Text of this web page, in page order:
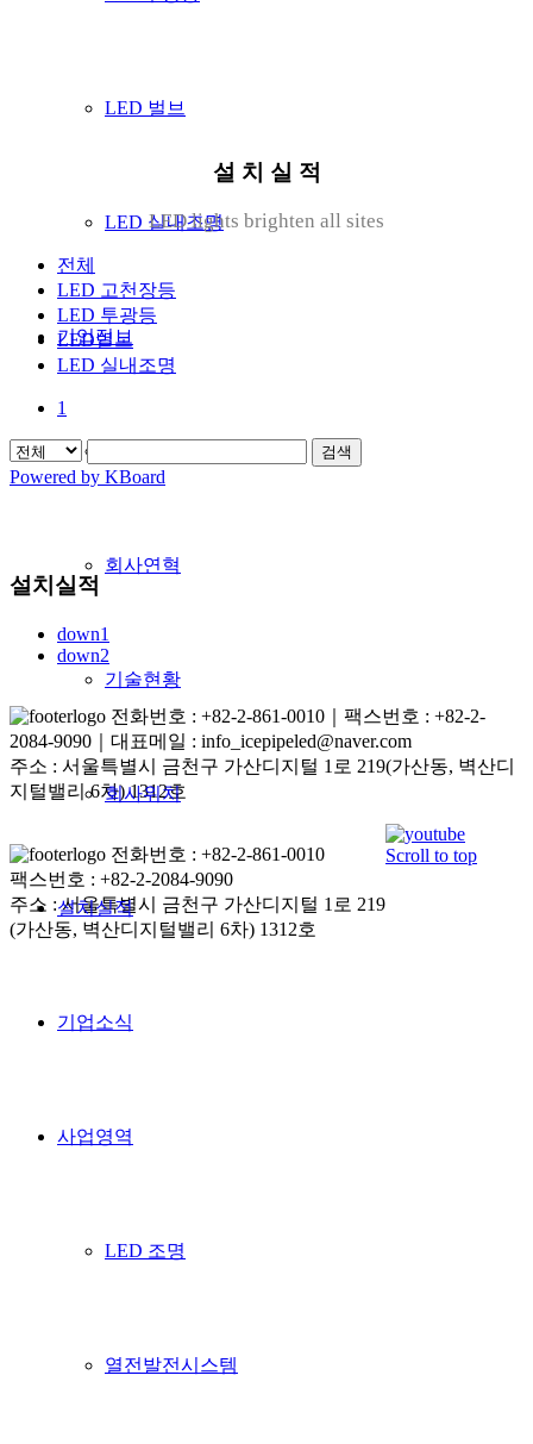
LED 벌브
LED 실내조명
기업정보
회사연혁
기술현황
회사위치
설치실적
기업소식
사업영역
LED 조명
열전발전시스템
설 치 실 적
LED lights brighten all sites
전체
LED 고천장등
LED 투광등
LED벌브
LED 실내조명
1
검색
Powered by KBoard
설치실적
down1
down2
전화번호 : +82-2-861-0010｜팩스번호 : +82-2-
2084-9090｜대표메일 : info_icepipeled@naver.com
주소 : 서울특별시 금천구 가산디지털 1로 219(가산동, 벽산디
지털밸리 6차) 1312호
전화번호 : +82-2-861-0010
팩스번호 : +82-2-2084-9090
주소 : 서울특별시 금천구 가산디지털 1로 219
(가산동, 벽산디지털밸리 6차) 1312호
Scroll to top